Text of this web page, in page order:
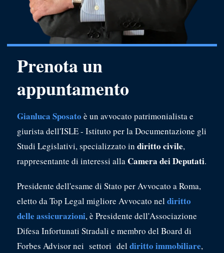
Prenota un
appuntamento
Gianluca Sposato è un avvocato patrimonialista e
giurista dell'ISLE - Istituto per la Documentazione gli
Studi Legislativi, specializzato in diritto civile,
rappresentante di interessi allaCamera dei Deputati.
Presidente dell'esame di Stato per Avvocato a Roma,
eletto da Top Legal migliore Avvocato neldiritto
delle assicurazioni, è Presidente dell'Associazione
Difesa Infortunati Stradali e membro del Board di
Forbes Advisor nei settori deldiritto immobiliare,